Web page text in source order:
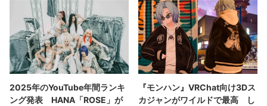
2025年のYouTube年間ランキ
ング発表 HANA「ROSE」が
『モンハン』VRChat向け3Dス
カジャンがワイルドで最高 し